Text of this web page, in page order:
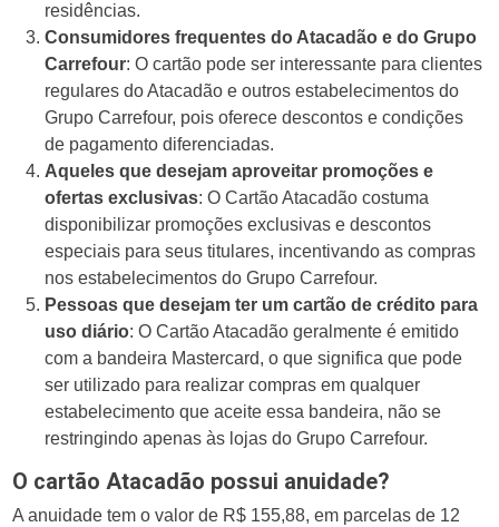
residências.
Consumidores frequentes do Atacadão e do Grupo
Carrefour: O cartão pode ser interessante para clientes
regulares do Atacadão e outros estabelecimentos do
Grupo Carrefour, pois oferece descontos e condições
de pagamento diferenciadas.
Aqueles que desejam aproveitar promoções e
ofertas exclusivas: O Cartão Atacadão costuma
disponibilizar promoções exclusivas e descontos
especiais para seus titulares, incentivando as compras
nos estabelecimentos do Grupo Carrefour.
Pessoas que desejam ter um cartão de crédito para
uso diário: O Cartão Atacadão geralmente é emitido
com a bandeira Mastercard, o que significa que pode
ser utilizado para realizar compras em qualquer
estabelecimento que aceite essa bandeira, não se
restringindo apenas às lojas do Grupo Carrefour.
O cartão Atacadão possui anuidade?
A anuidade tem o valor de R$ 155,88, em parcelas de 12